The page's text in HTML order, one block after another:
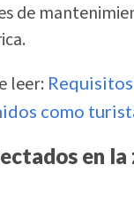
de
leer:
como
en la